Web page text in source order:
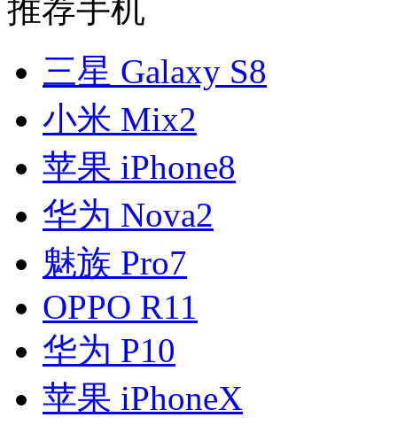
推荐手机
三星 Galaxy S8
小米 Mix2
苹果 iPhone8
华为 Nova2
魅族 Pro7
OPPO R11
华为 P10
苹果 iPhoneX